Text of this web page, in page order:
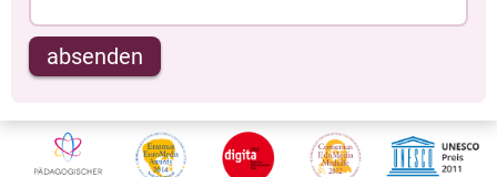
absenden